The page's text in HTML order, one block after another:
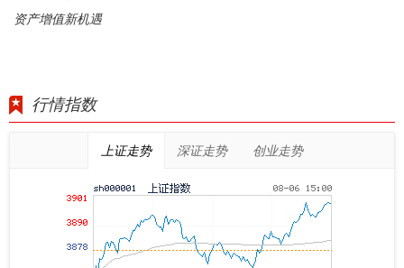
资产增值新机遇
行情指数
上证走势 深证走势 创业走势